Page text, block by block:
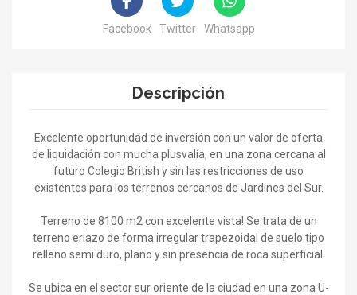
Facebook Twitter Whatsapp
Descripción
Excelente oportunidad de inversión con un valor de oferta
de liquidación con mucha plusvalía, en una zona cercana al
futuro Colegio British y sin las restricciones de uso
existentes para los terrenos cercanos de Jardines del Sur.
Terreno de 8100 m2 con excelente vista! Se trata de un
terreno eriazo de forma irregular trapezoidal de suelo tipo
relleno semi duro, plano y sin presencia de roca superficial.
Se ubica en el sector sur oriente de la ciudad en una zona U-